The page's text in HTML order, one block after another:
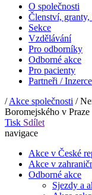
O společnosti
Členství, granty,
Sekce
Vzdělávání
Pro odborníky
Odborné akce
Pro pacienty
Partneři / Inzerce
/Akce společnosti /
Boromejského v Praze
Tisk Sdílet
navigace
Akce v České
Akce v
Odborné akce
Sjezdy a